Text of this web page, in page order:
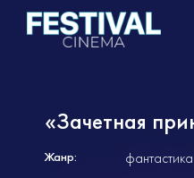
«Зачетная
Жанр: фантастика